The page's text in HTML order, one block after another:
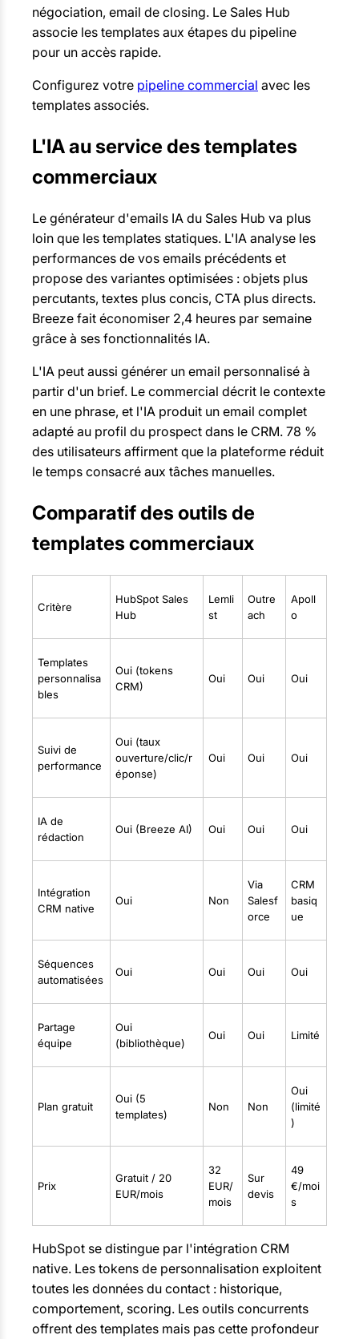
négociation, email de closing. Le Sales Hub
associe les templates aux étapes du pipeline
pour un accès rapide.
Configurez votre pipeline commercial avec les
templates associés.
L'IA au service des templates
commerciaux
Le générateur d'emails IA du Sales Hub va plus
loin que les templates statiques. L'IA analyse les
performances de vos emails précédents et
propose des variantes optimisées : objets plus
percutants, textes plus concis, CTA plus directs.
Breeze fait économiser 2,4 heures par semaine
grâce à ses fonctionnalités IA.
L'IA peut aussi générer un email personnalisé à
partir d'un brief. Le commercial décrit le contexte
en une phrase, et l'IA produit un email complet
adapté au profil du prospect dans le CRM. 78 %
des utilisateurs affirment que la plateforme réduit
le temps consacré aux tâches manuelles.
Comparatif des outils de
templates commerciaux
Critère
HubSpot Sales
Hub
Lemli
st
Outre
ach
Apoll
o
Templates
personnalisa
bles
Oui (tokens
CRM)
Oui Oui Oui
Suivi de
performance
Oui (taux
ouverture/clic/r
éponse)
Oui Oui Oui
IA de
rédaction
Oui (Breeze AI) Oui Oui Oui
Intégration
CRM native
Oui Non
Via
Salesf
orce
CRM
basiq
ue
Séquences
automatisées
Oui Oui Oui Oui
Partage
équipe
Oui
(bibliothèque)
Oui Oui Limité
Plan gratuit
Oui (5
templates)
Non Non
Oui
(limité
)
Prix
Gratuit / 20
EUR/mois
32
EUR/
mois
Sur
devis
49
€/moi
s
HubSpot se distingue par l'intégration CRM
native. Les tokens de personnalisation exploitent
toutes les données du contact : historique,
comportement, scoring. Les outils concurrents
offrent des templates mais pas cette profondeur